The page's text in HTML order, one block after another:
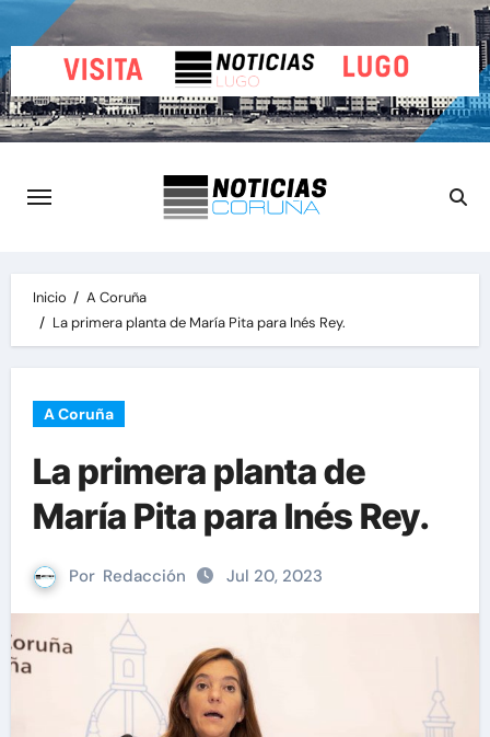
al
contenido
Inicio
A Coruña
La primera planta de María Pita para Inés Rey.
A Coruña
La primera planta de
María Pita para Inés Rey.
Por Redacción Jul 20, 2023